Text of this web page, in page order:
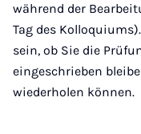
während der
Tag des
sein, ob Sie die
eingeschrieben
wiederholen können.